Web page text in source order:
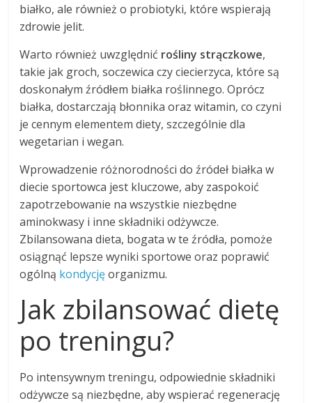
białko, ale również o probiotyki, które wspierają
zdrowie jelit.
Warto również uwzględnić rośliny strączkowe,
takie jak groch, soczewica czy ciecierzyca, które są
doskonałym źródłem białka roślinnego. Oprócz
białka, dostarczają błonnika oraz witamin, co czyni
je cennym elementem diety, szczególnie dla
wegetarian i wegan.
Wprowadzenie różnorodności do źródeł białka w
diecie sportowca jest kluczowe, aby zaspokoić
zapotrzebowanie na wszystkie niezbędne
aminokwasy i inne składniki odżywcze.
Zbilansowana dieta, bogata w te źródła, pomoże
osiągnąć lepsze wyniki sportowe oraz poprawić
ogólną kondycjęorganizmu.
Jak zbilansować dietę
po treningu?
Po intensywnym treningu, odpowiednie składniki
odżywcze są niezbędne, aby wspierać regenerację